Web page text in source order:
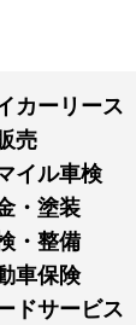
カーリース
売
イル車検
・塗装
・整備
車保険
ドサービス